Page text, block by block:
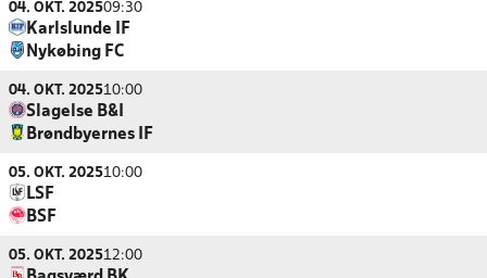
04. OKT. 202509:30
Karlslunde IF
Nykøbing FC
04. OKT. 202510:00
Slagelse B&I
Brøndbyernes IF
05. OKT. 202510:00
LSF
BSF
05. OKT. 202512:00